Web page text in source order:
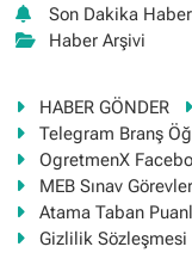
Son Dakika
Haber Arşivi
HABER GÖNDER
Telegram Branş
OgretmenX
MEB Sınav
Atama Taban
Gizlilik Sözleşmesi